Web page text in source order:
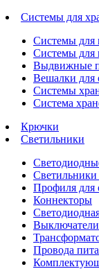
Системы для
Системы для
Системы
Выдвижные
Вешалки для
Системы
Система
Крючки
Светильники
Светильники
Профиля для
Коннекторы
Выключатели
Провода